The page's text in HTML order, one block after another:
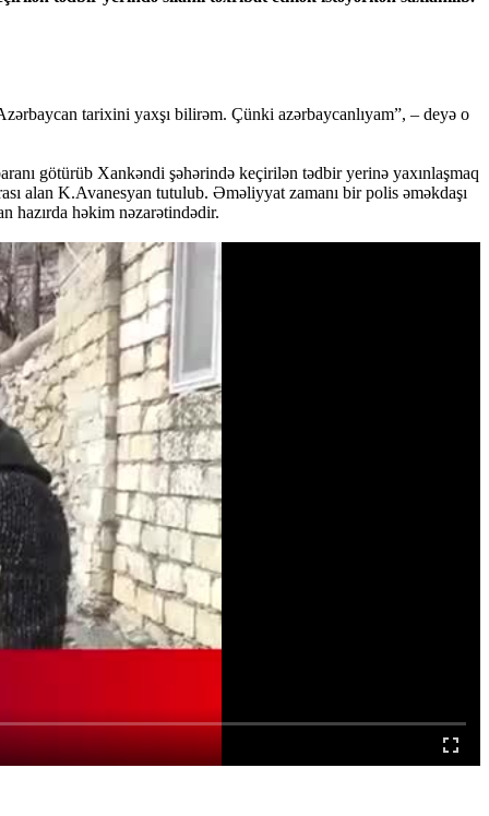
tarixini yaxşı bilirəm. Çünki azərbaycanlıyam”, – deyə o
götürüb Xankəndi şəhərində keçirilən tədbir yerinə yaxınlaşmaq
alan K.Avanesyan tutulub. Əməliyyat zamanı bir polis əməkdaşı
hazırda həkim nəzarətindədir.